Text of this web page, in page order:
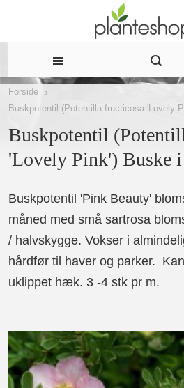
Forside
Buskpotentil (Potentilla fructicosa 'Lovely
Buskpotentil
'Lovely Pink') Buske
Buskpotentil 'Pink Beauty'
måned med små sartrosa
/ halvskygge. Vokser i
hårdfør til haver og parker.
uklippet hæk. 3 -4 stk pr m.